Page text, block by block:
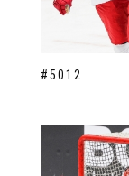
#5012